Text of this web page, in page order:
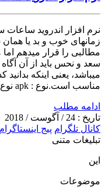
نرم افزار اندروید
زمانهای خوب و بد یا
مطالبی را قرار میدهم
سعد و نحس باید از آن
میباشد، یعنی اینکه
مناسب است.نوع : apk نوع نگارش : فارسی تعداد جلد :۱ساعت [...]
ادامه مطلب
تاریخ : 24 / آگوست / 2018
کانال تلگرام پیج اینستاگرام
تبلیغات متنی
این
موضوعات